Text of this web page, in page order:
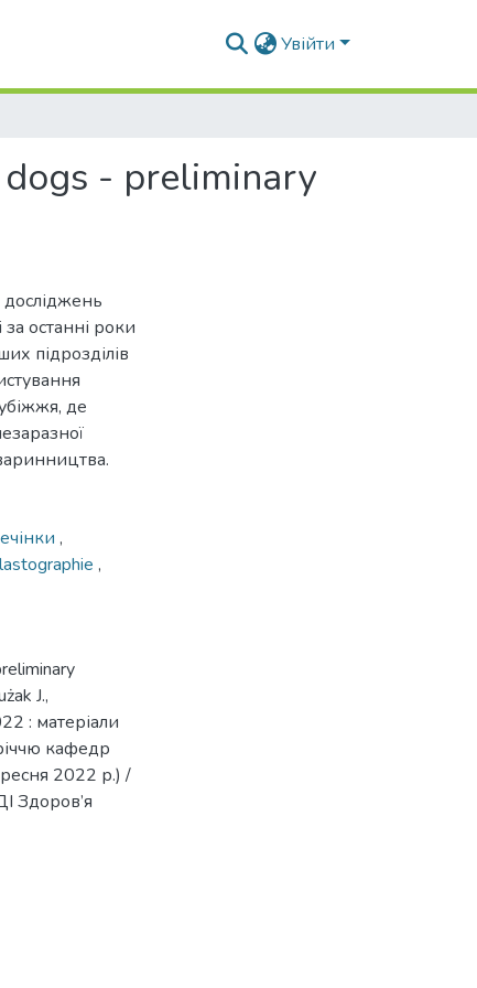
Увійти
- preliminary
досліджень
останні роки
підрозділів
де
,
,
J.,
: матеріали
кафедр
2022 р.) /
Здоров’я